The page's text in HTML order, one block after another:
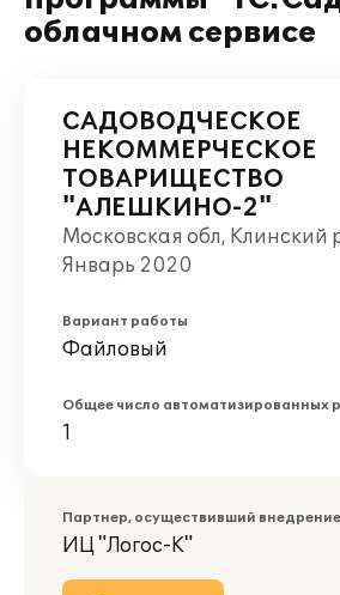
облачном сервисе
САДОВОДЧЕСКОЕ
НЕКОММЕРЧЕСКОЕ
ТОВАРИЩЕСТВО
"АЛЕШКИНО-2"
Московская обл, Клинский
Январь 2020
Вариант работы
Файловый
Общее число автоматизированных
1
Партнер, осуществивший
ИЦ "Логос-К"